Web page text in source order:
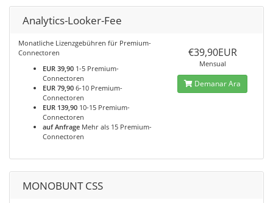
Analytics-Looker-Fee
Monatliche Lizenzgebühren für Premium-
Connectoren
EUR 39,90 1-5 Premium-
Connectoren
EUR 79,90 6-10 Premium-
Connectoren
EUR 139,90 10-15 Premium-
Connectoren
auf Anfrage Mehr als 15 Premium-
Connectoren
€39,90EUR
Mensual
Demanar Ara
MONOBUNT CSS